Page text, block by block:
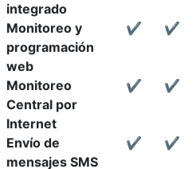
integrado
Monitoreo y
programación
web
✔ ✔
Monitoreo
Central por
Internet
✔ ✔
Envío de
mensajes SMS
✔ ✔